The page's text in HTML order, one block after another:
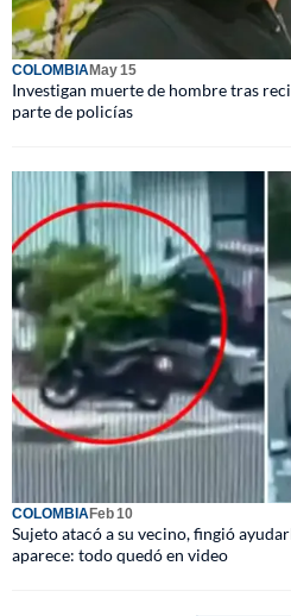
COLOMBIAMay 15
Investigan muerte de hombre tras
parte de policías
COLOMBIAFeb 10
Sujeto atacó a su vecino, fingió
aparece: todo quedó en video